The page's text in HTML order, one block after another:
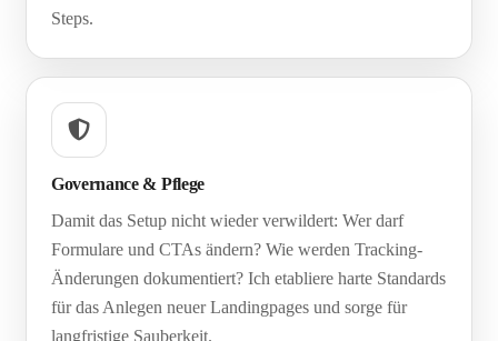
Steps.
Governance & Pflege
Damit das Setup nicht wieder verwildert: Wer darf
Formulare und CTAs ändern? Wie werden Tracking-
Änderungen dokumentiert? Ich etabliere harte Standards
für das Anlegen neuer Landingpages und sorge für
langfristige Sauberkeit.